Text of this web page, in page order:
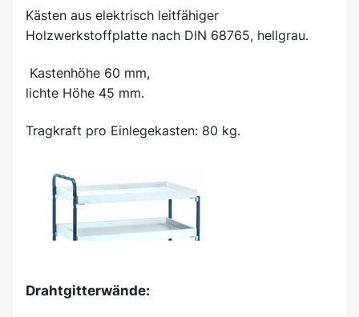
Kästen aus elektrisch leitfähiger
Holzwerkstoffplatte nach DIN 68765, hellgrau.
Kastenhöhe 60 mm,
lichte Höhe 45 mm.
Tragkraft pro Einlegekasten: 80 kg.
Drahtgitterwände: